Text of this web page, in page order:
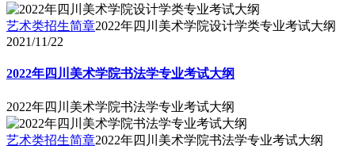
艺术类招生简章2022年四川美术学院设计学类专业考试大纲
2021/11/22
2022年四川美术学院书法学专业考试大纲
2022年四川美术学院书法学专业考试大纲
艺术类招生简章2022年四川美术学院书法学专业考试大纲